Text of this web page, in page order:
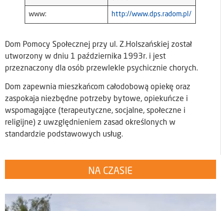
www: http://www.dps.radom.pl/
Dom Pomocy Społecznej przy ul. Z.Holszańskiej został
utworzony w dniu 1 października 1993r. i jest
przeznaczony dla osób przewlekle psychicznie chorych.
Dom zapewnia mieszkańcom całodobową opiekę oraz
zaspokaja niezbędne potrzeby bytowe, opiekuńcze i
wspomagające (terapeutyczne, socjalne, społeczne i
religijne) z uwzględnieniem zasad określonych w
standardzie podstawowych usług.
NA CZASIE